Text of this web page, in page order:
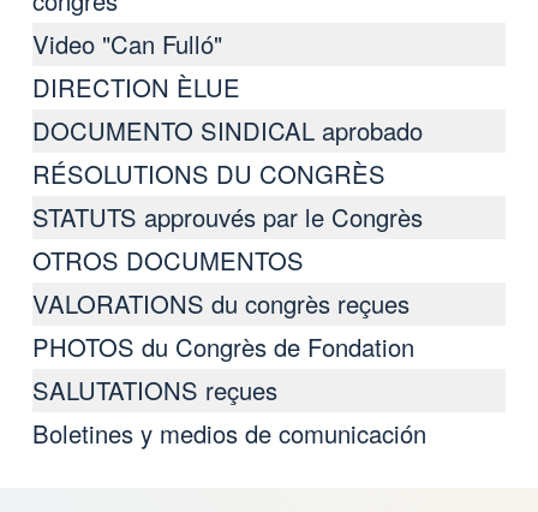
Video "Can Fulló"
DIRECTION ÈLUE
DOCUMENTO SINDICAL aprobado
RÉSOLUTIONS DU CONGRÈS
STATUTS approuvés par le Congrès
OTROS DOCUMENTOS
VALORATIONS du congrès reçues
PHOTOS du Congrès de Fondation
SALUTATIONS reçues
Boletines y medios de comunicación